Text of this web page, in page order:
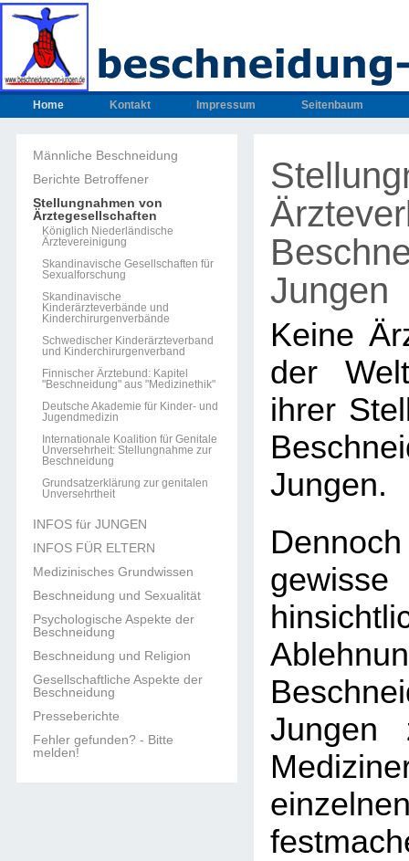
Home Kontakt Impressum Seitenbaum
Männliche Beschneidung
Berichte Betroffener
Stellungnahmen von
Ärztegesellschaften
Königlich Niederländische
Ärztevereinigung
Skandinavische Gesellschaften für
Sexualforschung
Skandinavische
Kinderärzteverbände und
Kinderchirurgenverbände
Schwedischer Kinderärzteverband
und Kinderchirurgenverband
Finnischer Ärztebund: Kapitel
"Beschneidung" aus "Medizinethik"
Deutsche Akademie für Kinder- und
Jugendmedizin
Internationale Koalition für Genitale
Unversehrheit: Stellungnahme zur
Beschneidung
Grundsatzerklärung zur genitalen
Unversehrtheit
INFOS für JUNGEN
INFOS FÜR ELTERN
Medizinisches Grundwissen
Beschneidung und Sexualität
Psychologische Aspekte der
Beschneidung
Beschneidung und Religion
Gesellschaftliche Aspekte der
Beschneidung
Presseberichte
Fehler gefunden? - Bitte
melden!
Jungen
Keine
der
ihrer
Jungen.
Jungen